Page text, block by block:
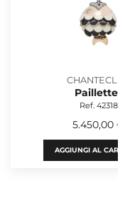
Paillettes
Ref. 42318
5.450,00 €
AGGIUNGI AL